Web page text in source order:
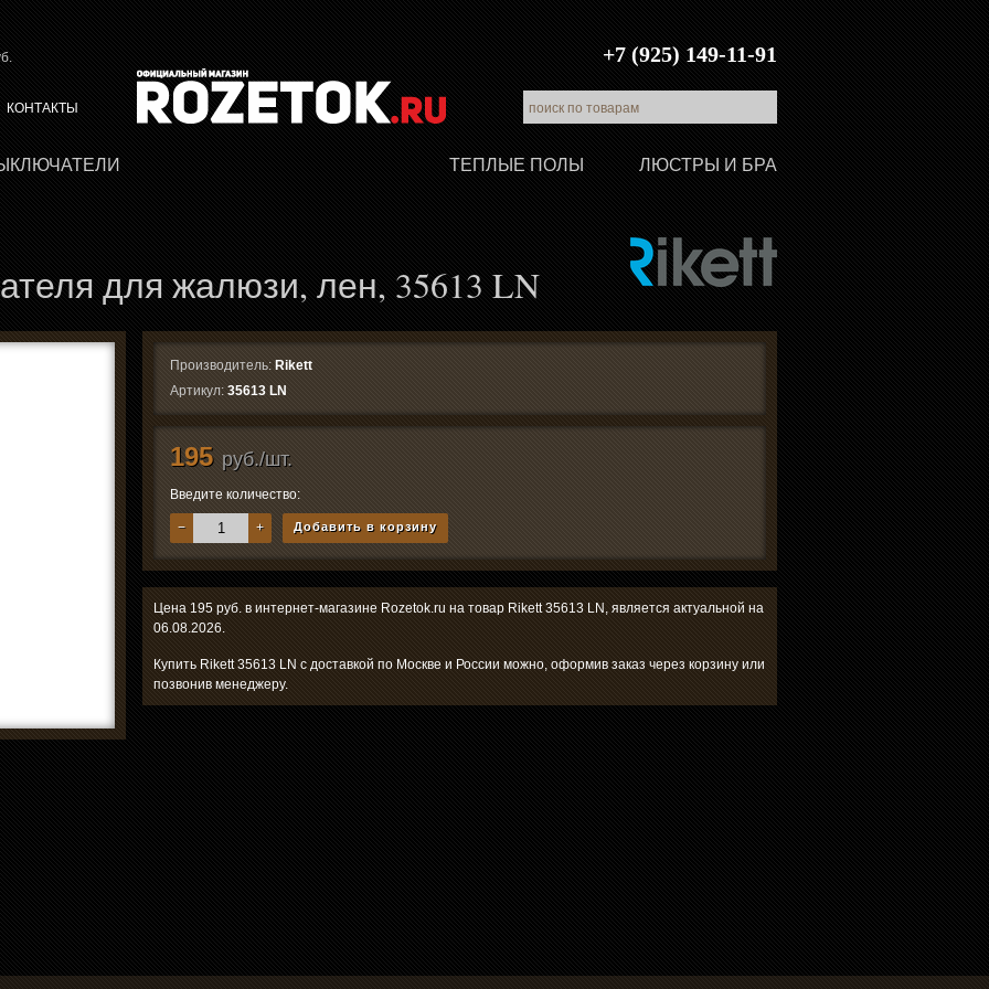
+7 (925) 149-11-91
КОНТАКТЫ
ЛЮСТРЫ И БРА
ТЕПЛЫЕ ПОЛЫ
для жалюзи, лен, 35613 LN
Производитель: Rikett
Артикул: 35613 LN
195 руб./шт.
Введите количество:
− + Добавить в корзину
Цена 195 руб. в интернет-магазине Rozetok.ru на товар Rikett 35613 LN, является актуальной на
06.08.2026.
Купить Rikett 35613 LN с доставкой по Москве и России можно, оформив заказ через корзину или
позвонив менеджеру.